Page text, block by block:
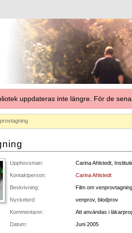
uppdateras inte längre. För de
Upphovsman: Carina Ahlstedt,
Kontaktperson: Carina Ahlstedt
Beskrivning: Film om
Nyckelord: venprov, blodprov
Kommentarer: Att användas i
Datum: Juni 2005